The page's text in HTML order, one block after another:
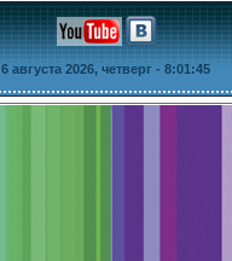
6 августа 2026, четверг - 8:01:45